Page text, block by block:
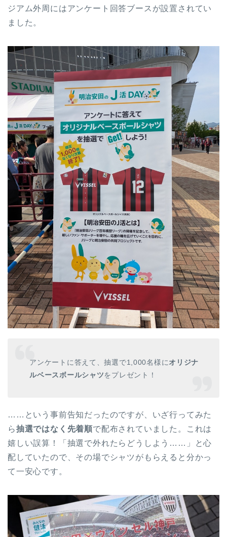
ジアム外周にはアンケート回答ブースが設置されてい
ました。
アンケートに答えて、抽選で1,000名様にオリジナ
ルベースボールシャツをプレゼント！
……という事前告知だったのですが、いざ行ってみた
ら抽選ではなく先着順で配布されていました。これは
嬉しい誤算！「抽選で外れたらどうしよう……」と心
配していたので、その場でシャツがもらえると分かっ
て一安心です。